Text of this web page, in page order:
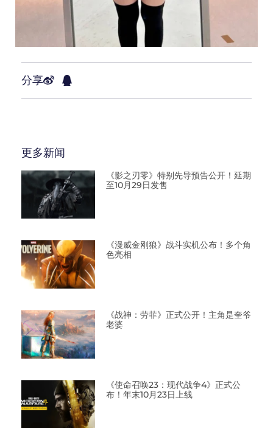
分享
更多新闻
《影之刃零》特别先导预告公开！延期
至10月29日发售
《漫威金刚狼》战斗实机公布！多个角
色亮相
《战神：劳菲》正式公开！主角是奎爷
老婆
《使命召唤23：现代战争4》正式公
布！年末10月23日上线